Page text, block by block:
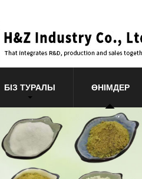
БІЗ ТУРАЛЫ ӨНІМДЕР